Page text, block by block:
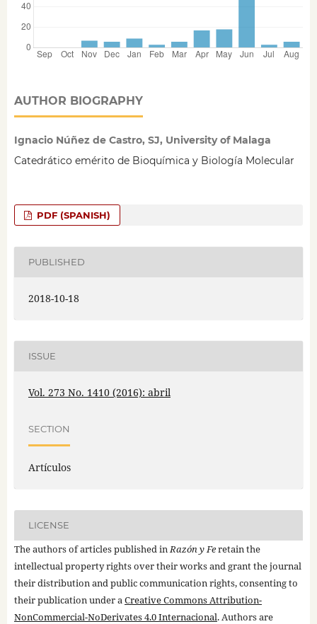
AUTHOR BIOGRAPHY
Ignacio Núñez de Castro, SJ, University of Malaga
Catedrático emérito de Bioquímica y Biología Molecular
PDF (SPANISH)
PUBLISHED
2018-10-18
ISSUE
Vol. 273 No. 1410 (2016): abril
SECTION
Artículos
LICENSE
The authors of articles published inRazón y Feretain the
intellectual property rights over their works and grant the journal
their distribution and public communication rights, consenting to
their publication under aCreative Commons Attribution-
NonCommercial-NoDerivates 4.0 Internacional. Authors are